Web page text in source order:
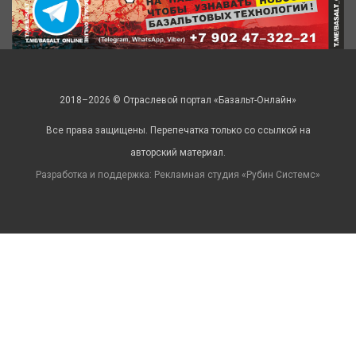
2018–2026 © Отраслевой портал «Базальт-Онлайн»
Все права защищены. Перепечатка только со ссылкой на
авторский материал.
Разработка и поддержка: Рекламная студия «Рубин Системс»